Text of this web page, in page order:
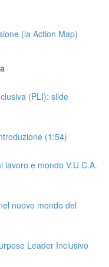
(la Action Map)
(PLI): slide
(1:54)
lavoro e mondo V.U.C.A.
nuovo mondo del
Leader Inclusivo